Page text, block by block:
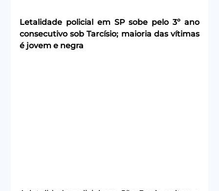
Letalidade policial em SP sobe pelo 3º ano
consecutivo sob Tarcísio; maioria das vítimas
é jovem e negra